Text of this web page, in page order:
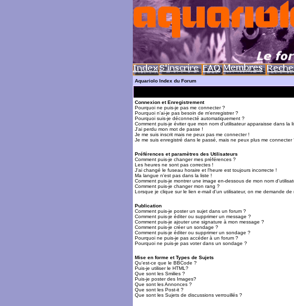
Aquariolo Index du Forum
Connexion et Enregistrement
Pourquoi ne puis-je pas me connecter ?
Pourquoi n'ai-je pas besoin de m'enregistrer ?
Pourquoi suis-je déconnecté automatiquement ?
Comment puis-je éviter que mon nom d'utilisateur apparaisse dans la
J'ai perdu mon mot de passe !
Je me suis inscrit mais ne peux pas me connecter !
Je me suis enregistré dans le passé, mais ne peux plus me connecter
Préférences et paramètres des Utilisateurs
Comment puis-je changer mes préférences ?
Les heures ne sont pas correctes !
J'ai changé le fuseau horaire et l'heure est toujours incorrecte !
Ma langue n'est pas dans la liste !
Comment puis-je montrer une image en-dessous de mon nom
Comment puis-je changer mon rang ?
Lorsque je clique sur le lien e-mail d'un utilisateur, on me demande de
Publication
Comment puis-je poster un sujet dans un forum ?
Comment puis-je éditer ou supprimer un message ?
Comment puis-je ajouter une signature à mon message ?
Comment puis-je créer un sondage ?
Comment puis-je éditer ou supprimer un sondage ?
Pourquoi ne puis-je pas accéder à un forum ?
Pourquoi ne puis-je pas voter dans un sondage ?
Mise en forme et Types de Sujets
Qu'est-ce que le BBCode ?
Puis-je utiliser le HTML?
Que sont les Smilies ?
Puis-je poster des Images?
Que sont les Annonces ?
Que sont les Post-it ?
Que sont les Sujets de discussions verrouillés ?